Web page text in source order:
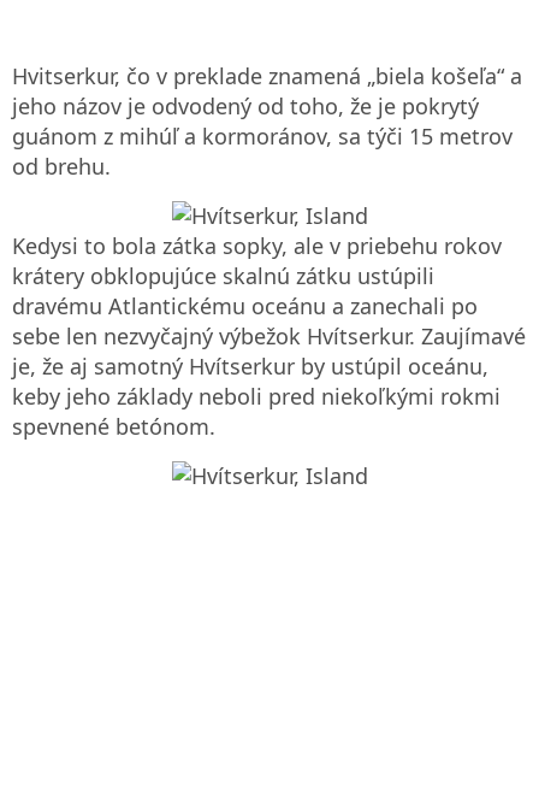
Hvitserkur, čo v preklade znamená „biela košeľa“ a
jeho názov je odvodený od toho, že je pokrytý
guánom z mihúľ a kormoránov, sa týči 15 metrov
od brehu.
Kedysi to bola zátka sopky, ale v priebehu rokov
krátery obklopujúce skalnú zátku ustúpili
dravému Atlantickému oceánu a zanechali po
sebe len nezvyčajný výbežok Hvítserkur. Zaujímavé
je, že aj samotný Hvítserkur by ustúpil oceánu,
keby jeho základy neboli pred niekoľkými rokmi
spevnené betónom.